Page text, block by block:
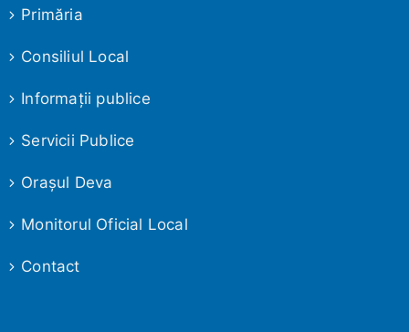
Primăria
Consiliul Local
Informaţii publice
Servicii Publice
Oraşul Deva
Monitorul Oficial Local
Contact